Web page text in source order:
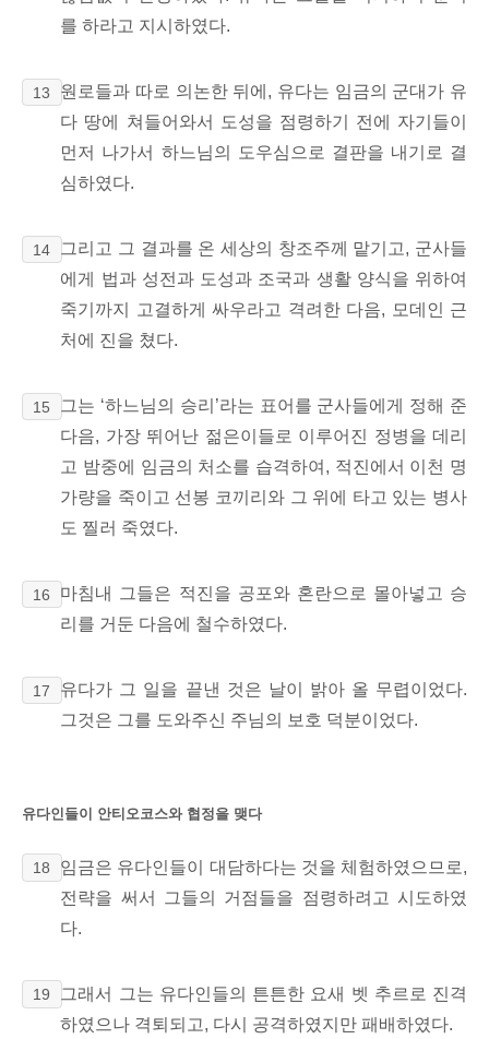
를 하라고 지시하였다.
13
원로들과 따로 의논한 뒤에, 유다는 임금의 군대가 유
다 땅에 쳐들어와서 도성을 점령하기 전에 자기들이
먼저 나가서 하느님의 도우심으로 결판을 내기로 결
심하였다.
14
그리고 그 결과를 온 세상의 창조주께 맡기고, 군사들
에게 법과 성전과 도성과 조국과 생활 양식을 위하여
죽기까지 고결하게 싸우라고 격려한 다음, 모데인 근
처에 진을 쳤다.
15
그는 ‘하느님의 승리’라는 표어를 군사들에게 정해 준
다음, 가장 뛰어난 젊은이들로 이루어진 정병을 데리
고 밤중에 임금의 처소를 습격하여, 적진에서 이천 명
가량을 죽이고 선봉 코끼리와 그 위에 타고 있는 병사
도 찔러 죽였다.
16 마침내 그들은 적진을 공포와 혼란으로 몰아넣고 승
리를 거둔 다음에 철수하였다.
17
유다가 그 일을 끝낸 것은 날이 밝아 올 무렵이었다.
그것은 그를 도와주신 주님의 보호 덕분이었다.
유다인들이 안티오코스와 협정을 맺다
18
임금은 유다인들이 대담하다는 것을 체험하였으므로,
전략을 써서 그들의 거점들을 점령하려고 시도하였
다.
19
그래서 그는 유다인들의 튼튼한 요새 벳 추르로 진격
하였으나 격퇴되고, 다시 공격하였지만 패배하였다.